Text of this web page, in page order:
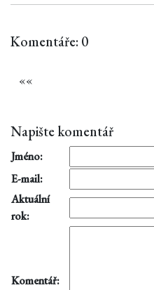
Komentáře: 0
««
Napište komentář
Jméno:
E-mail:
Aktuální
rok:
Komentář: